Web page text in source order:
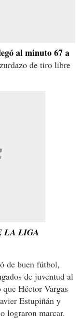
al minuto 67 a
de tiro libre
LA LIGA
de buen fútbol,
de juventud al
Héctor Vargas
Estupiñán y
lograron marcar.